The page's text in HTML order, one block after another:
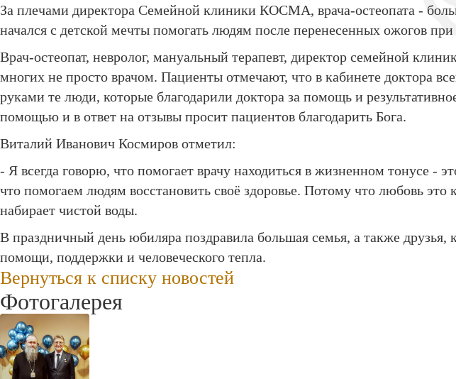
За плечами директора Семейной клиники КОСМА, врача-остеопата -
начался с детской мечты помогать людям после перенесенных ожогов при
Врач-остеопат, невролог, мануальный терапевт, директор семейной
многих не просто врачом. Пациенты отмечают, что в кабинете доктора
руками те люди, которые благодарили доктора за помощь и
помощью и в ответ на отзывы просит пациентов благодарить Бога.
Виталий Иванович Космиров отметил:
- Я всегда говорю, что помогает врачу находиться в жизненном тонусе
что помогаем людям восстановить своё здоровье. Потому что любовь
набирает чистой воды.
В праздничный день юбиляра поздравила большая семья, а также
помощи, поддержки и человеческого тепла.
Вернуться к списку новостей
Фотогалерея